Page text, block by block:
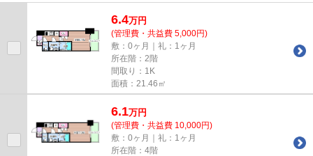
6.4万円
(管理費・共益費 5,000円)
敷：0ヶ月｜礼：1ヶ月
所在階：2階
間取り：1K
面積：21.46㎡
6.1万円
(管理費・共益費 10,000円)
敷：0ヶ月｜礼：1ヶ月
所在階：4階